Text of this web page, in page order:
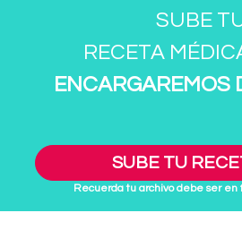
SUBE
RECETA
ENCARGAREMOS
SUBE TU
Recuerda tu archivo debe ser en